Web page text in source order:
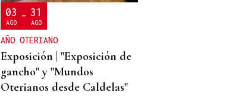
03
AGO
- 31
AGO
AÑO OTERIANO
Exposición | "Exposición de
gancho" y "Mundos
Oterianos desde Caldelas"